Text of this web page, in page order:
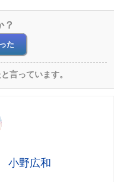
？
た
言っています。
小野広和